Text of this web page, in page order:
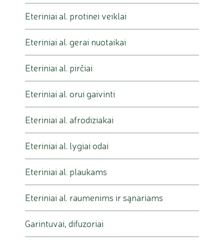
Eteriniai al. protinei veiklai
Eteriniai al. gerai nuotaikai
Eteriniai al. pirčiai
Eteriniai al. orui gaivinti
Eteriniai al. afrodiziakai
Eteriniai al. lygiai odai
Eteriniai al. plaukams
Eteriniai al. raumenims ir sąnariams
Garintuvai, difuzoriai